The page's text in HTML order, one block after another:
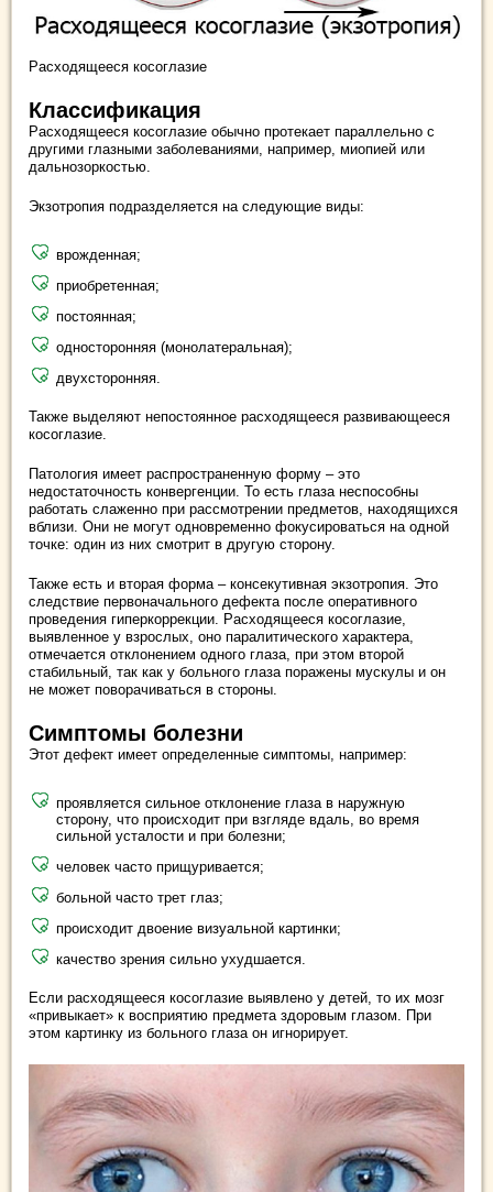
Расходящееся косоглазие
Классификация
Расходящееся косоглазие обычно протекает параллельно с
другими глазными заболеваниями, например, миопией или
дальнозоркостью.
Экзотропия подразделяется на следующие виды:
врожденная;
приобретенная;
постоянная;
односторонняя (монолатеральная);
двухсторонняя.
Также выделяют непостоянное расходящееся развивающееся
косоглазие.
Патология имеет распространенную форму ‒ это
недостаточность конвергенции. То есть глаза неспособны
работать слаженно при рассмотрении предметов, находящихся
вблизи. Они не могут одновременно фокусироваться на одной
точке: один из них смотрит в другую сторону.
Также есть и вторая форма ‒ консекутивная экзотропия. Это
следствие первоначального дефекта после оперативного
проведения гиперкоррекции. Расходящееся косоглазие,
выявленное у взрослых, оно паралитического характера,
отмечается отклонением одного глаза, при этом второй
стабильный, так как у больного глаза поражены мускулы и он
не может поворачиваться в стороны.
Симптомы болезни
Этот дефект имеет определенные симптомы, например:
проявляется сильное отклонение глаза в наружную
сторону, что происходит при взгляде вдаль, во время
сильной усталости и при болезни;
человек часто прищуривается;
больной часто трет глаз;
происходит двоение визуальной картинки;
качество зрения сильно ухудшается.
Если расходящееся косоглазие выявлено у детей, то их мозг
«привыкает» к восприятию предмета здоровым глазом. При
этом картинку из больного глаза он игнорирует.